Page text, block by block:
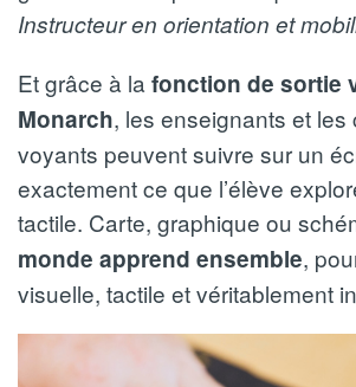
Instructeur en orientation et
Et grâce à la fonction de sortie
Monarch, les enseignants et les
voyants peuvent suivre sur un
exactement ce que l’élève
tactile. Carte, graphique ou
monde apprend ensemble,
visuelle, tactile et véritablement